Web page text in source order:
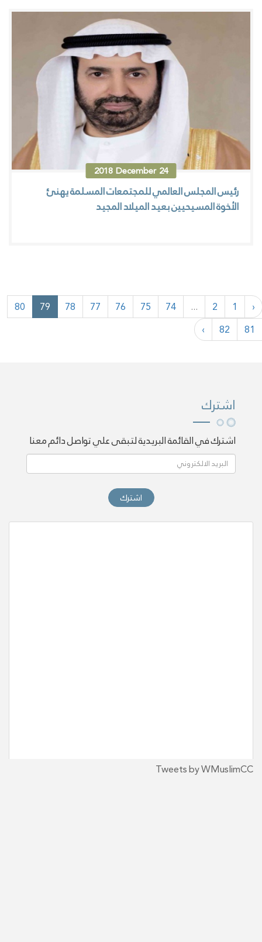
24
December
2018
رئيس المجلس العالمي للمجتمعات المسلمة يهنئ
الأخوة المسيحيين بعيد الميلاد المجيد
‹
1
2
...
74
75
76
77
78
79
80
81
82
›
اشترك
اشترك في القائمة البريدية لتبقى علي تواصل دائم معنا
اشترك
Tweets by WMuslimCC